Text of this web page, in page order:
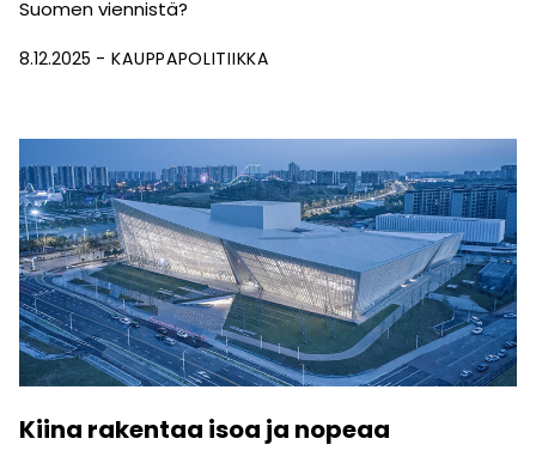
Suomen viennistä?
8.12.2025 KAUPPAPOLITIIKKA
Kiina rakentaa isoa ja nopeaa